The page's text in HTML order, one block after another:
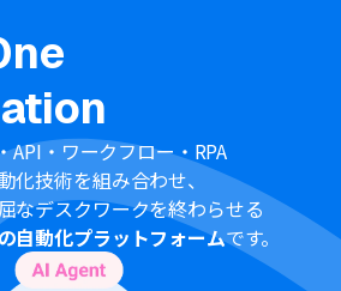
プレッドシートのそれぞれとYoomを
。
分、15分、30分、60分の間隔で起動
す。
短の起動間隔が異なりますので、ご注意
API・ワークフロー・RPA
化技術を組み合わせ、
なデスクワークを終わらせる
自動化プラットフォームです。